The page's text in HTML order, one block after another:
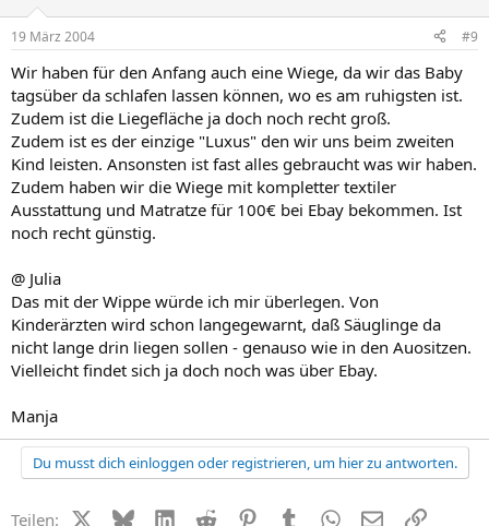
19 März 2004 #9
Wir haben für den Anfang auch eine Wiege, da wir das Baby
tagsüber da schlafen lassen können, wo es am ruhigsten ist.
Zudem ist die Liegefläche ja doch noch recht groß.
Zudem ist es der einzige "Luxus" den wir uns beim zweiten
Kind leisten. Ansonsten ist fast alles gebraucht was wir haben.
Zudem haben wir die Wiege mit kompletter textiler
Ausstattung und Matratze für 100€ bei Ebay bekommen. Ist
noch recht günstig.
@ Julia
Das mit der Wippe würde ich mir überlegen. Von
Kinderärzten wird schon langegewarnt, daß Säuglinge da
nicht lange drin liegen sollen - genauso wie in den Auositzen.
Vielleicht findet sich ja doch noch was über Ebay.
Manja
Du musst dich einloggen oder registrieren, um hier zu antworten.
Teilen: X (Twitter)
BlueskyLinkedIn
Reddit PinterestTumblr WhatsApp
E-MailLink